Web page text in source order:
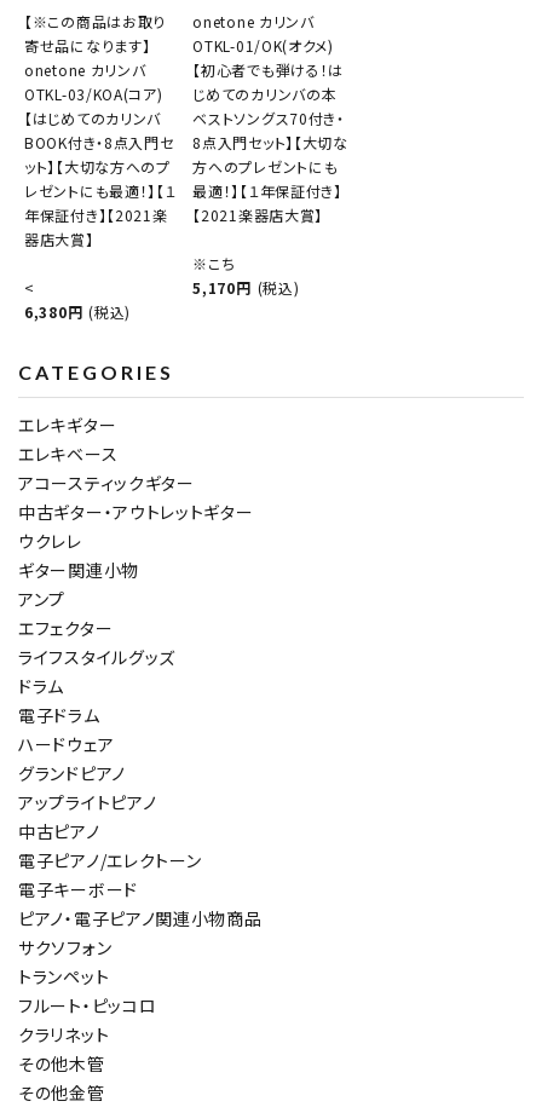
【※この商品はお取り
寄せ品になります】
onetone カリンバ
OTKL-03/KOA(コア)
【はじめてのカリンバ
BOOK付き・8点入門セ
ット】【大切な方へのプ
レゼントにも最適！】【１
年保証付き】【2021楽
器店大賞】
<
6,380円 (税込)
onetone カリンバ
OTKL-01/OK(オクメ)
【初心者でも弾ける！は
じめてのカリンバの本
ベストソングス70付き・
8点入門セット】【大切な
方へのプレゼントにも
最適！】【１年保証付き】
【2021楽器店大賞】
※こち
5,170円 (税込)
CATEGORIES
エレキギター
エレキベース
アコースティックギター
中古ギター・アウトレットギター
ウクレレ
ギター関連小物
アンプ
エフェクター
ライフスタイルグッズ
ドラム
電子ドラム
ハードウェア
グランドピアノ
アップライトピアノ
中古ピアノ
電子ピアノ/エレクトーン
電子キーボード
ピアノ・電子ピアノ関連小物商品
サクソフォン
トランペット
フルート・ピッコロ
クラリネット
その他木管
その他金管